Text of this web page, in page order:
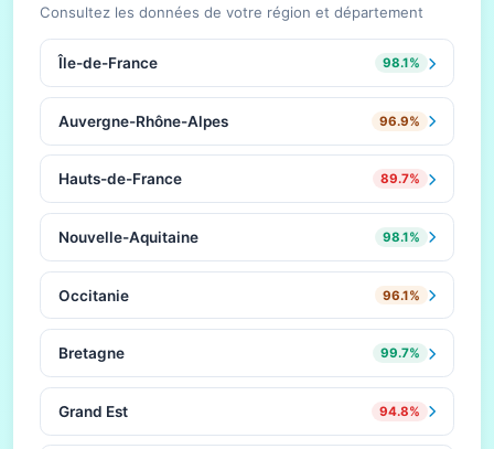
Consultez les données de votre région et département
Île-de-France 98.1%
Auvergne-Rhône-Alpes 96.9%
Hauts-de-France 89.7%
Nouvelle-Aquitaine 98.1%
Occitanie 96.1%
Bretagne 99.7%
Grand Est 94.8%